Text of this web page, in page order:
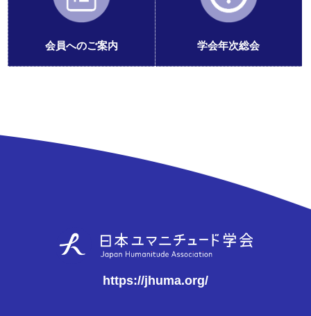
会員へのご案内 学会年次総会
https://jhuma.org/